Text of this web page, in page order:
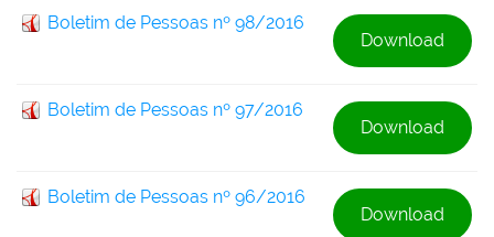
Boletim de Pessoas nº 98/2016
Download
Boletim de Pessoas nº 97/2016
Download
Boletim de Pessoas nº 96/2016
Download